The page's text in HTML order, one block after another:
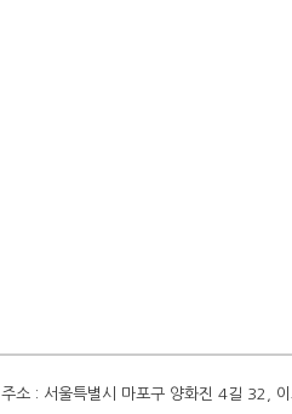
주소 : 서울특별시 마포구 양화진 4길 32,